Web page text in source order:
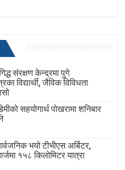
संरक्षण केन्द्रमा पुगे
विद्यार्थी, जैविक विविधता
सहयोगार्थ पोखरामा शनिबार
भयो टीभीएस अर्बिटर,
१५८ किलोमिटर यात्रा